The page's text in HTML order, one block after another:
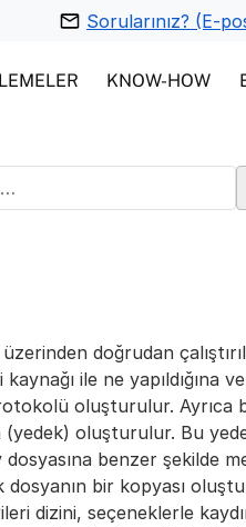
Sorularınız? (E-
KNOW-HOW
doğrudan
ile ne yapıldığına
oluşturulur. Ayrıca
oluşturulur. Bu
benzer şekilde
dosyanın bir kopyası
dizini, seçeneklerle